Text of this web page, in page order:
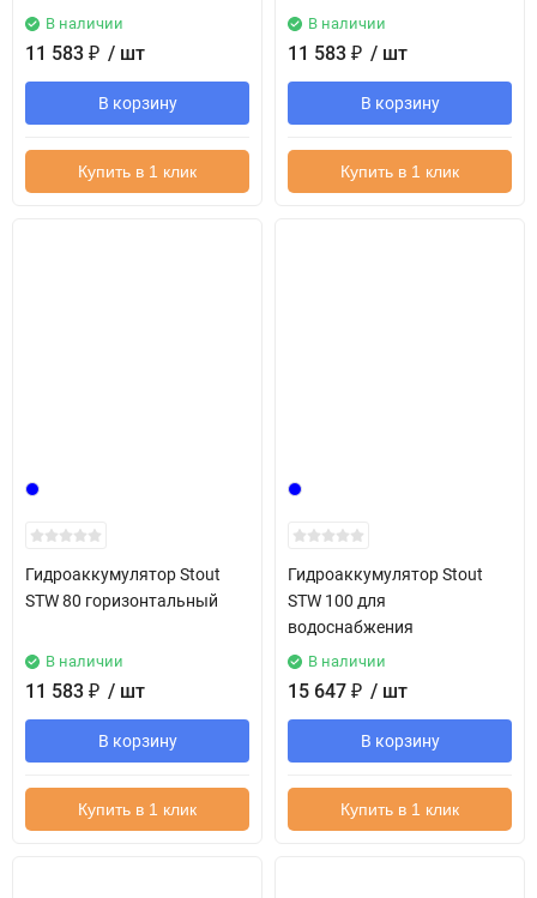
В наличии
11 583 ₽ / шт
В корзину
Купить в 1 клик
В наличии
11 583 ₽ / шт
В корзину
Купить в 1 клик
Гидроаккумулятор Stout
STW 80 горизонтальный
В наличии
11 583 ₽ / шт
В корзину
Купить в 1 клик
Гидроаккумулятор Stout
STW 100 для
водоснабжения
В наличии
15 647 ₽ / шт
В корзину
Купить в 1 клик